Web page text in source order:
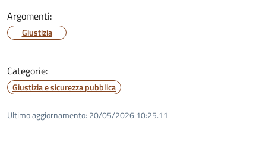
Argomenti:
Giustizia
Categorie:
Giustizia e sicurezza pubblica
Ultimo aggiornamento: 20/05/2026 10:25.11